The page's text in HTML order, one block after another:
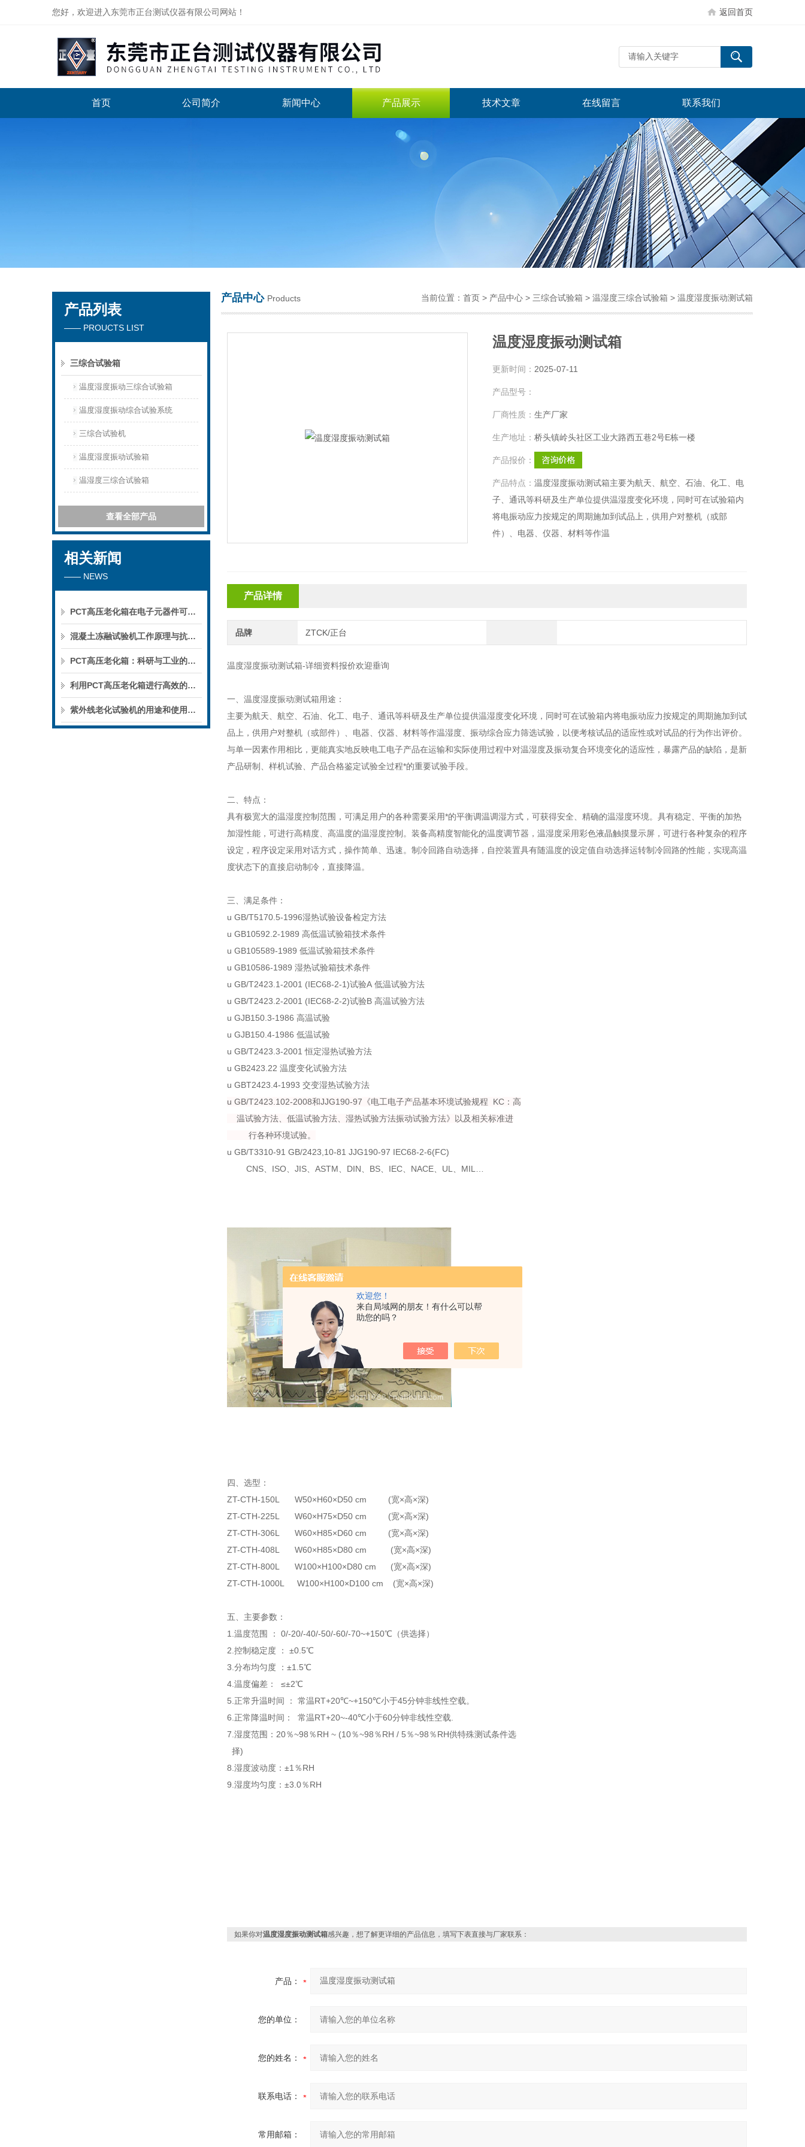
欢迎您！
来自局域网的朋友！有什么可以帮
助您的吗？
您好，欢迎进入东莞市正台测试仪器有限公司网站！ 返回首页
东莞市正台测试仪器有限公司
首页 公司简介 新闻中心 产品展示 技术文章 在线留言 联系我们
产品列表
—— PROUCTS LIST
三综合试验箱
温度湿度振动三综合试验箱
温度湿度振动综合试验系统
三综合试验机
温度湿度振动试验箱
温湿度三综合试验箱
查看全部产品
相关新闻
—— NEWS
PCT高压老化箱在电子元器件可靠性测试中的重要作用，你真的了解吗？深度解析！
混凝土冻融试验机工作原理与抗冻性测试标准全解析
PCT高压老化箱：科研与工业的得力助手
利用PCT高压老化箱进行高效的老化测试
紫外线老化试验机的用途和使用方法
产品中心 Products 当前位置： 首页 > 产品中心 > 三综合试验箱 > 温湿度三综合试验箱 > 温度湿度振动测试箱
温度湿度振动测试箱
更新时间： 2025-07-11
产品型号：
厂商性质： 生产厂家
生产地址： 桥头镇岭头社区工业大路西五巷2号E栋一楼
产品报价：
产品特点： 温度湿度振动测试箱主要为航天、航空、石油、化工、电
子、通讯等科研及生产单位提供温湿度变化环境，同时可在试验箱内
将电振动应力按规定的周期施加到试品上，供用户对整机（或部
件）、电器、仪器、材料等作温
产品详情
品牌 ZTCK/正台
温度湿度振动测试箱-详细资料报价欢迎垂询
一、温度湿度振动测试箱用途：
主要为航天、航空、石油、化工、电子、通讯等科研及生产单位提供温湿度变化环境，同时可在试验箱内将电振动应力按规定的周期施加到试
品上，供用户对整机（或部件）、电器、仪器、材料等作温湿度、振动综合应力筛选试验，以便考核试品的适应性或对试品的行为作出评价。
与单一因素作用相比，更能真实地反映电工电子产品在运输和实际使用过程中对温湿度及振动复合环境变化的适应性，暴露产品的缺陷， 是新
产品研制、样机试验、产品合格鉴定试验全过程*的重要试验手段。
二、特点：
具有极宽大的温湿度控制范围，可满足用户的各种需要采用*的平衡调温调湿方式，可获得安全、精确的温湿度环境。具有稳定、平衡的加热
加湿性能，可进行高精度、 高温度的温湿度控制。装备高精度智能化的温度调节器，温湿度采用彩色液晶触摸显示屏，可进行各种复杂的程序
设定，程序设定采用对话方式，操作简单、迅速。制冷回路自动选择，自控装置具有随温度的设定值自动选择运转制冷回路的性能，实现高温
度状态下的直接启动制冷，直接降温。
三、满足条件：
u GB/T5170.5-1996湿热试验设备检定方法
u GB10592.2-1989 高低温试验箱技术条件
u GB105589-1989 低温试验箱技术条件
u GB10586-1989 湿热试验箱技术条件
u GB/T2423.1-2001 (IEC68-2-1)试验A 低温试验方法
u GB/T2423.2-2001 (IEC68-2-2)试验B 高温试验方法
u GJB150.3-1986 高温试验
u GJB150.4-1986 低温试验
u GB/T2423.3-2001恒定湿热试验方法
u GB2423.22 温度变化试验方法
u GBT2423.4-1993 交变湿热试验方法
u GB/T2423.102-2008和JJG190-97 《电工电子产品基本环境试验规程 KC ：高
温试验方法、低温试验方法、湿热试验方法振动试验方法》以及相关标准进
行各种环境试验。
u GB/T3310-91 GB/2423,10-81 JJG190-97 IEC68-2-6(FC)
CNS
ISO JIS ASTM DIN BS IEC NACE UL MIL
四、选型：
ZT-CTH-150L
W50×H60×D50 cm (宽×高×深)
ZT-CTH-225L
W60×H75×D50 cm (宽×高×深)
ZT-CTH-306L
W60×H85×D60 cm (宽×高×深)
ZT-CTH-408L W60×H85×D80 cm (宽×高×深)
ZT-CTH-800L
W100×H100×D80 cm (宽×高×深)
ZT-CTH-1000L
W100×H100×D100 cm (宽×高×深)
五、主要参数：
1. 温度范围 ： 0/-20/-40/-50/-60/-70~+150℃（供选择）
2. 控制稳定度 ： ±0.5℃
3. 分布均匀度 ： ±1.5℃
4. 温度偏差： ≤±2℃
5. 正常升温时间 ： 常温RT+20℃~+150℃小于45分钟非线性空载。
6. 正常降温时间： 常温RT+20~-40℃小于60分钟非线性空载
7. 湿度范围： 20％~98％RH ~ (10％~98％RH / 5％~98％RH供特殊测试条件选
择)
8.湿度波动度：±1 ％RH
9.湿度均匀度：±3.0％RH
如果你对温度湿度振动测试箱感兴趣，想了解更详细的产品信息，填写下表直接与厂家联系：
产品：
您的单位：
您的姓名：
联系电话：
常用邮箱：